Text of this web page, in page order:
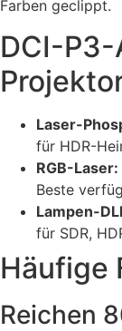
Farben geclippt.
DCI-
Laser-
für HDR-
RGB-Laser:
Beste
Lampen-
für SDR,
Häufige
Reichen